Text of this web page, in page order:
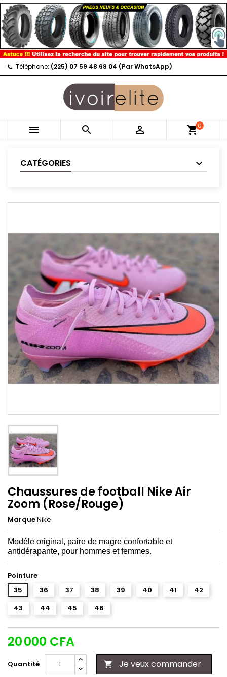
Téléphone: (225) 07 59 48 68 04 (Par WhatsApp)
   shopping_cart0
CATÉGORIES
Chaussures de football Nike Air
Zoom (Rose/Rouge)
MarqueNike
Modèle original, paire de magre confortable et
antidérapante, pour hommes et femmes.
Pointure
35
36 37 38 39 40 41
42
43
44 45 46
20 000 CFA
Quantité  Je veux commander